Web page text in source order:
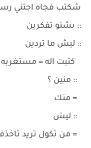
شكتب فجاه اجتني
:: بشنو تفكرين
:: ليش ما تردين
كتبت اله = مستغربه
:: منين ؟
= منك
:: ليش
= من تكول تريد